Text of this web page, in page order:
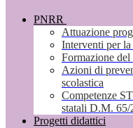
PNRR
Attuazione
Interventi per
Formazione del
Azioni di
scolastica
Competenze
statali D.M. 65/
Progetti didattici